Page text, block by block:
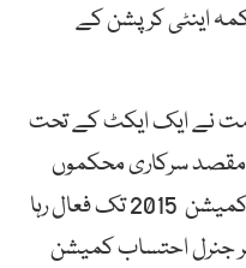
اینٹی کرپشن کے
نے ایک ایکٹ کے تحت
مقصد سرکاری محکموں
کمیشن 2015تک فعال رہا
جنرل احتساب کمیشن